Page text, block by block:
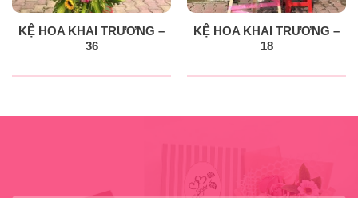
KỆ HOA KHAI TRƯƠNG –
36
KỆ HOA KHAI TRƯƠNG –
18